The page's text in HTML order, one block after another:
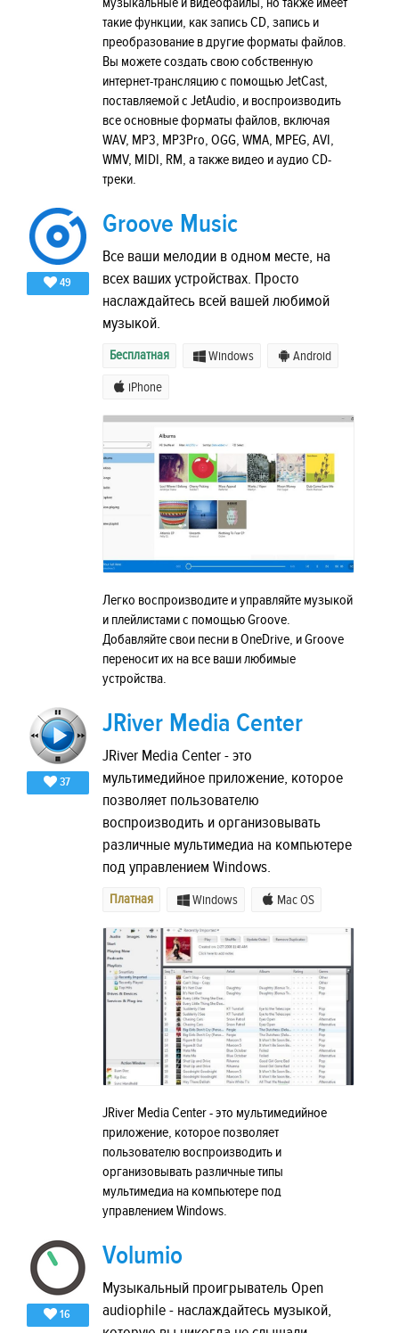
такие функции, как запись CD, запись и
преобразование в другие форматы файлов.
Вы можете создать свою собственную
интернет-трансляцию с помощью JetCast,
поставляемой с JetAudio, и воспроизводить
все основные форматы файлов, включая
WAV, MP3, MP3Pro, OGG, WMA, MPEG, AVI,
WMV, MIDI, RM, а также видео и аудио CD-
треки.
49
Groove Music
Все ваши мелодии в одном месте, на
всех ваших устройствах. Просто
наслаждайтесь всей вашей любимой
музыкой.
Бесплатная Windows Android
iPhone
Легко воспроизводите и управляйте музыкой
и плейлистами с помощью Groove.
Добавляйте свои песни в OneDrive, и Groove
переносит их на все ваши любимые
устройства.
37
JRiver Media Center
JRiver Media Center - это
мультимедийное приложение, которое
позволяет пользователю
воспроизводить и организовывать
различные мультимедиа на компьютере
под управлением Windows.
Платная Windows Mac OS
JRiver Media Center - это мультимедийное
приложение, которое позволяет
пользователю воспроизводить и
организовывать различные типы
мультимедиа на компьютере под
управлением Windows.
16
Volumio
Музыкальный проигрыватель Open
audiophile - наслаждайтесь музыкой,